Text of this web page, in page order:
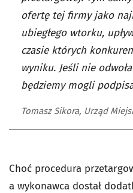
ofertę tej firmy jako
ubiegłego wtorku,
czasie których
wyniku. Jeśli nie
będziemy mogli
Tomasz Sikora, Urząd
Choć procedura
a wykonawca dostał